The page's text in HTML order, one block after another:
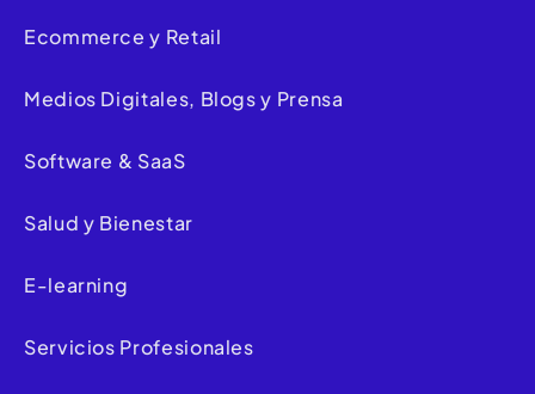
Ecommerce y Retail
Medios Digitales, Blogs y Prensa
Software & SaaS
Salud y Bienestar
E-learning
Servicios Profesionales